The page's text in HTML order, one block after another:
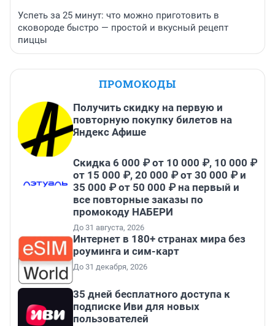
Успеть за 25 минут: что можно приготовить в
сковороде быстро — простой и вкусный рецепт
пиццы
ПРОМОКОДЫ
Получить скидку на первую и
повторную покупку билетов на
Яндекс Афише
Скидка 6 000 ₽ от 10 000 ₽, 10 000 ₽
от 15 000 ₽, 20 000 ₽ от 30 000 ₽ и
35 000 ₽ от 50 000 ₽ на первый и
все повторные заказы по
промокоду НАБЕРИ
До 31 августа, 2026
Интернет в 180+ странах мира без
роуминга и сим-карт
До 31 декабря, 2026
35 дней бесплатного доступа к
подписке Иви для новых
пользователей